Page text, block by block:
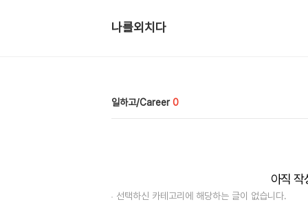
나를외치다
일하고/Career 0
아직 작
선택하신 카테고리에 해당하는 글이 없습니다.